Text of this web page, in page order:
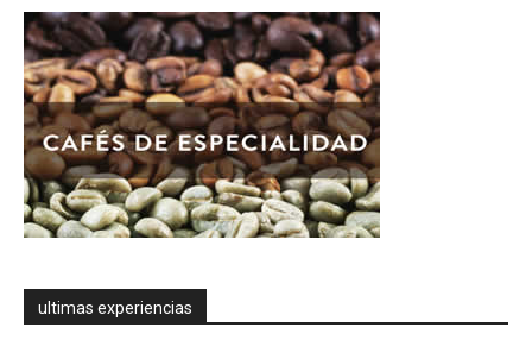
ultimas experiencias